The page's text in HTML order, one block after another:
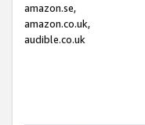
amazon.se,
amazon.co.uk,
audible.co.uk